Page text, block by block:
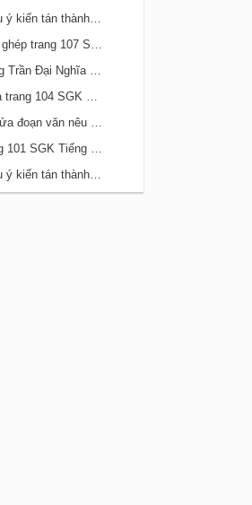
Bài 21 Viết đoạn văn nêu ý kiến tán thành một sự việc, hiện tượng (Bài viết số 2) trang 108 SGK Tiếng Việt 5 Kết nối tri thức tập 2
Bài 21 Luyện tập về câu ghép trang 107 SGK Tiếng Việt 5 Kết nối tri thức tập 2
Bài 21 Anh hùng lao động Trần Đại Nghĩa trang 106 SGK Tiếng Việt 5 Kết nối tri thức tập 2
Bài 20 Đền ơn đáp nghĩa trang 104 SGK Tiếng Việt 5 Kết nối tri thức tập 2
Bài 20 Đánh giá, chỉnh sửa đoạn văn nêu ý kiến tán thành một sự vật, hiện tượng trang 103 SGK Tiếng Việt 5 Kết nối tri thức tập 2
Bài 20 Cụ Đồ Chiểu trang 101 SGK Tiếng Việt 5 Kết nối tri thức tập 2
Bài 19 Viết đoạn văn nêu ý kiến tán thành một sự việc, hiện tượng (Bài viết số 1) trang 100 SGK Tiếng Việt 5 Kết nối tri thức tập 2